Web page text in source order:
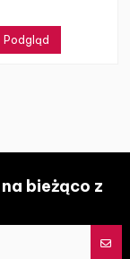
Podgląd
bieżąco z